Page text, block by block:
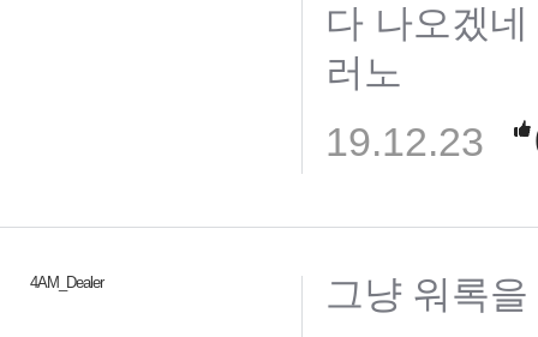
다 나오겠
러노
19.12.23
4AM_Dealer 그냥 워록